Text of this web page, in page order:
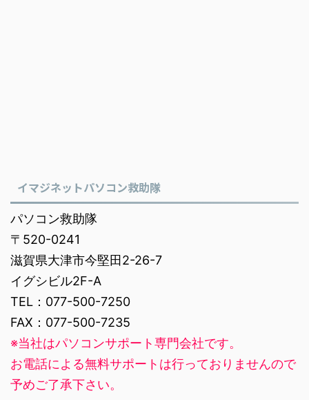
イマジネットパソコン救助隊
パソコン救助隊
〒520-0241
滋賀県大津市今堅田2-26-7
イグシビル2F-A
TEL：077-500-7250
FAX：077-500-7235
※当社はパソコンサポート専門会社です。
お電話による無料サポートは行っておりませんので
予めご了承下さい。